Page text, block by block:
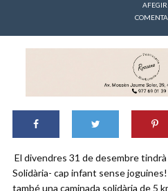
AFEGIR
El divendres 31 de desembre
Solidària- cap infant sense
també una caminada solidària de 5